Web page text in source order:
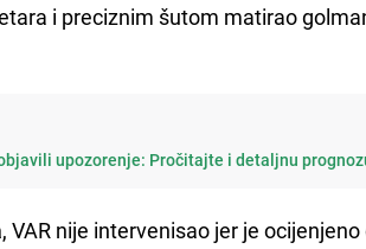
i preciznim šutom matirao
upozorenje: Pročitajte i detaljnu
, VAR nije intervenisao jer je